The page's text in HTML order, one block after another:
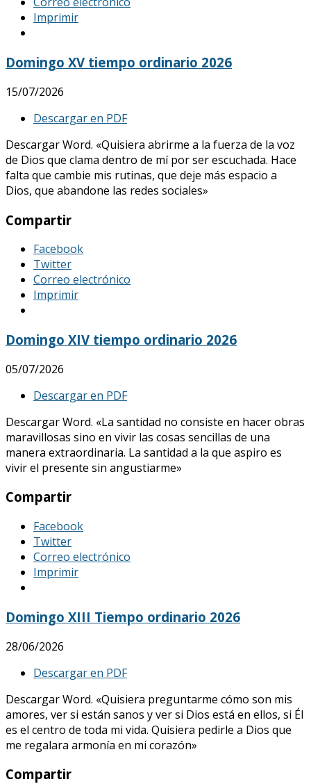
Imprimir
Domingo XV tiempo ordinario 2026
15/07/2026
Descargar en PDF
Descargar Word. «Quisiera abrirme a la fuerza de la voz
de Dios que clama dentro de mí por ser escuchada. Hace
falta que cambie mis rutinas, que deje más espacio a
Dios, que abandone las redes sociales»
Compartir
Facebook
Twitter
Correo electrónico
Imprimir
Domingo XIV tiempo ordinario 2026
05/07/2026
Descargar en PDF
Descargar Word. «La santidad no consiste en hacer obras
maravillosas sino en vivir las cosas sencillas de una
manera extraordinaria. La santidad a la que aspiro es
vivir el presente sin angustiarme»
Compartir
Facebook
Twitter
Correo electrónico
Imprimir
Domingo XIII Tiempo ordinario 2026
28/06/2026
Descargar en PDF
Descargar Word. «Quisiera preguntarme cómo son mis
amores, ver si están sanos y ver si Dios está en ellos, si Él
es el centro de toda mi vida. Quisiera pedirle a Dios que
me regalara armonía en mi corazón»
Compartir